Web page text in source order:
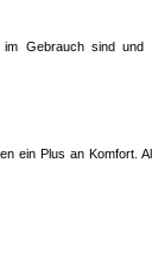
im Gebrauch sind und
ein Plus an Komfort.